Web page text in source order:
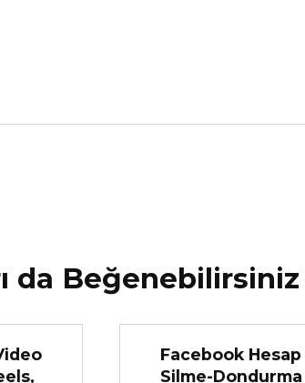
da Beğenebilirsiniz
Facebook Hesap
Silme-Dondurma